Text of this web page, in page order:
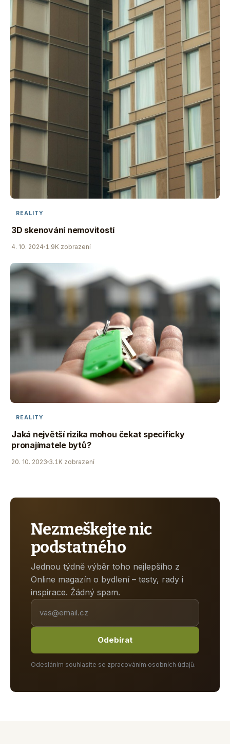
REALITY
3D skenování nemovitostí
4. 10. 2024 1.9K zobrazení
REALITY
Jaká největší rizika mohou čekat specificky
pronajímatele bytů?
20. 10. 2023 3.1K zobrazení
Nezmeškejte nic
podstatného
Jednou týdně výběr toho nejlepšího z
Online magazín o bydlení – testy, rady i
inspirace. Žádný spam.
Odebírat
Odesláním souhlasíte se zpracováním osobních údajů.